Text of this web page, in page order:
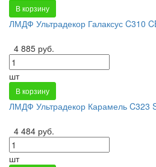
В корзину
ЛМДФ Ультрадекор Галаксус C310
4 885 руб.
шт
В корзину
ЛМДФ Ультрадекор Карамель C323
4 484 руб.
шт